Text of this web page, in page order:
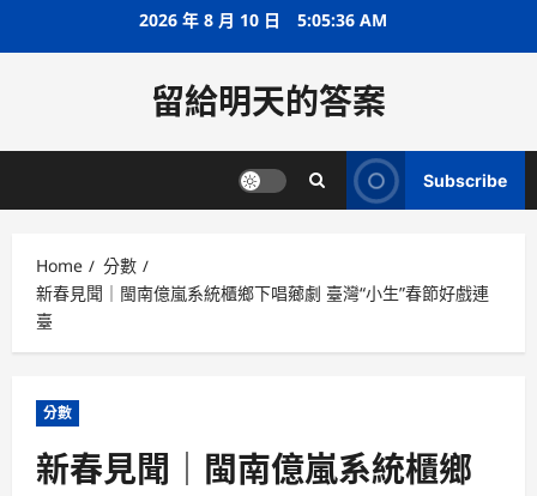
2026 年 8 月 10 日 5:05:37 AM
留給明天的答案
Subscribe
Home
分數
新春見聞｜閩南億嵐系統櫃鄉下唱薌劇 臺灣“小生”春節好戲連
臺
分數
新春見聞｜閩南億嵐系統櫃鄉